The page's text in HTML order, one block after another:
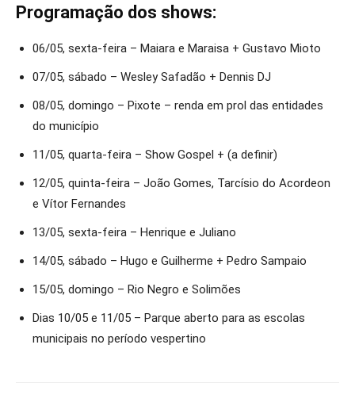
Programação dos shows:
06/05, sexta-feira – Maiara e Maraisa + Gustavo Mioto
07/05, sábado – Wesley Safadão + Dennis DJ
08/05, domingo – Pixote – renda em prol das entidades
do município
11/05, quarta-feira – Show Gospel + (a definir)
12/05, quinta-feira – João Gomes, Tarcísio do Acordeon
e Vítor Fernandes
13/05, sexta-feira – Henrique e Juliano
14/05, sábado – Hugo e Guilherme + Pedro Sampaio
15/05, domingo – Rio Negro e Solimões
Dias 10/05 e 11/05 – Parque aberto para as escolas
municipais no período vespertino